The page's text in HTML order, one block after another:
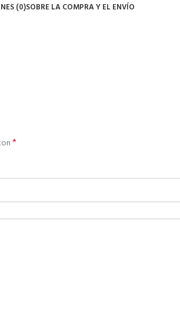
(0)SOBRE LA COMPRA Y EL ENVÍO
*